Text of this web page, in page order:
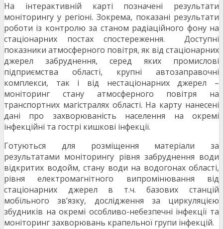
На інтерактивній карті позначені результати
моніторингу у регіоні. Зокрема, показані результати
роботи із контролю за станом радіаційного фону на
стаціонарних постах спостереження. Доступні
показники атмосферного повітря, як від стаціонарних
джерел забруднення, серед яких промислові
підприємства області, крупні автозаправочні
комплекси, так і від нестаціонарних джерел –
моніторинг стану атмосферного повітря на
транспортних магістралях області. На карту нанесені
дані про захворюваність населення на окремі
інфекційні та гострі кишкові інфекції.
Готуються для розміщення матеріали за
результатами моніторингу рівня забруднення води
відкритих водойм, стану води на водогонах області,
рівня електромагнітного випромінювання від
стаціонарних джерел в т.ч. базових станцій
мобільного зв’язку, дослідження за циркуляцією
збудників на окремі особливо-небезпечні інфекції та
моніторинг захворювань крапельної групи інфекцій.